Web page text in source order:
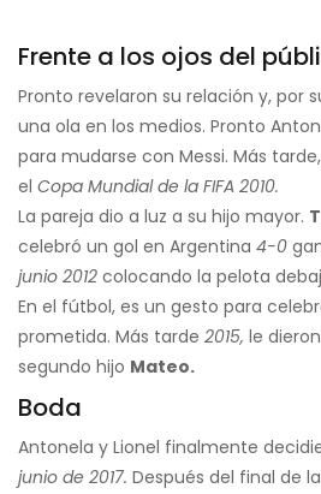
Frente a los ojos del
Pronto revelaron su relación y, por
una ola en los medios. Pronto
para mudarse con Messi. Más
el Copa Mundial de la FIFA 2010.
La pareja dio a luz a su hijo mayor.
celebró un gol en Argentina 4-0
junio 2012 colocando la pelota
En el fútbol, ​​es un gesto para
prometida. Más tarde 2015, le
segundo hijo Mateo.
Boda
Antonela y Lionel finalmente
junio de 2017. Después del final de